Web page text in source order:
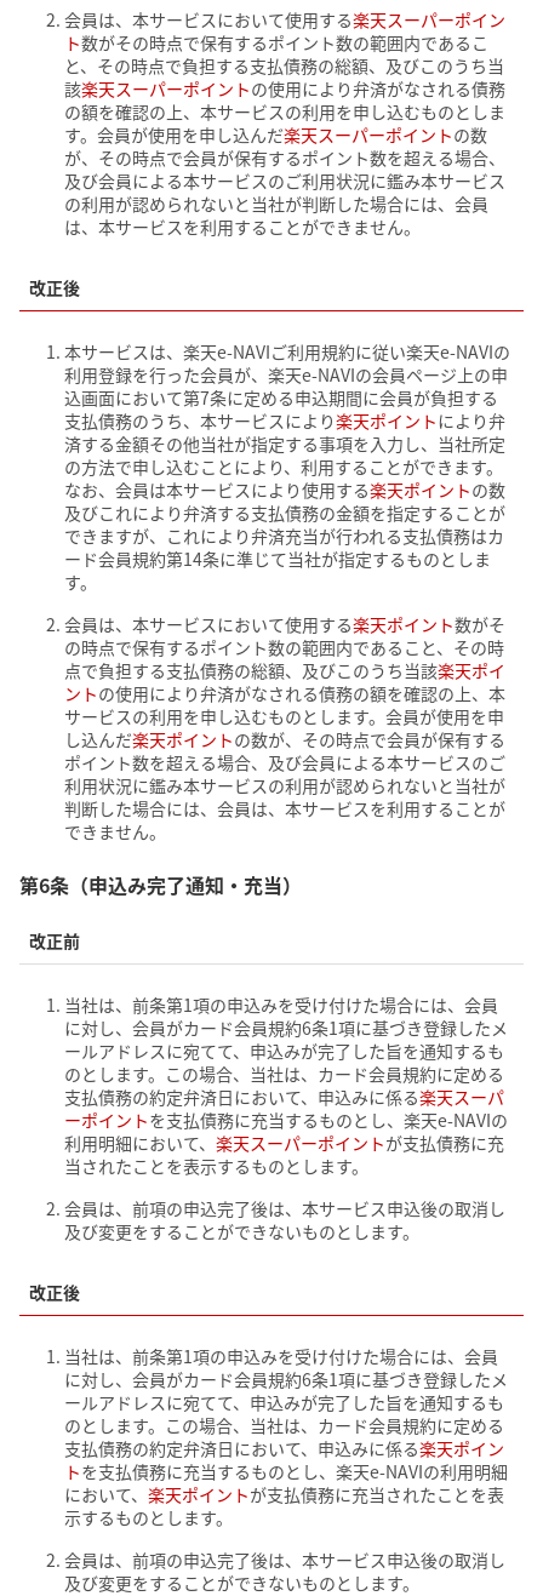
会員は、本サービスにおいて使用する楽天スーパーポイン
ト数がその時点で保有するポイント数の範囲内であるこ
と、その時点で負担する支払債務の総額、及びこのうち当
該楽天スーパーポイントの使用により弁済がなされる債務
の額を確認の上、本サービスの利用を申し込むものとしま
す。会員が使用を申し込んだ楽天スーパーポイントの数
が、その時点で会員が保有するポイント数を超える場合、
及び会員による本サービスのご利用状況に鑑み本サービス
の利用が認められないと当社が判断した場合には、会員
は、本サービスを利用することができません。
改正後
本サービスは、楽天e-NAVIご利用規約に従い楽天e-NAVIの
利用登録を行った会員が、楽天e-NAVIの会員ページ上の申
込画面において第7条に定める申込期間に会員が負担する
支払債務のうち、本サービスにより楽天ポイントにより弁
済する金額その他当社が指定する事項を入力し、当社所定
の方法で申し込むことにより、利用することができます。
なお、会員は本サービスにより使用する楽天ポイントの数
及びこれにより弁済する支払債務の金額を指定することが
できますが、これにより弁済充当が行われる支払債務はカ
ード会員規約第14条に準じて当社が指定するものとしま
す。
会員は、本サービスにおいて使用する楽天ポイント数がそ
の時点で保有するポイント数の範囲内であること、その時
点で負担する支払債務の総額、及びこのうち当該楽天ポイ
ントの使用により弁済がなされる債務の額を確認の上、本
サービスの利用を申し込むものとします。会員が使用を申
し込んだ楽天ポイントの数が、その時点で会員が保有する
ポイント数を超える場合、及び会員による本サービスのご
利用状況に鑑み本サービスの利用が認められないと当社が
判断した場合には、会員は、本サービスを利用することが
できません。
第6条（申込み完了通知・充当）
改正前
当社は、前条第1項の申込みを受け付けた場合には、会員
に対し、会員がカード会員規約6条1項に基づき登録したメ
ールアドレスに宛てて、申込みが完了した旨を通知するも
のとします。この場合、当社は、カード会員規約に定める
支払債務の約定弁済日において、申込みに係る楽天スーパ
ーポイントを支払債務に充当するものとし、楽天e-NAVIの
利用明細において、 楽天スーパーポイントが支払債務に充
当されたことを表示するものとします。
会員は、前項の申込完了後は、本サービス申込後の取消し
及び変更をすることができないものとします。
改正後
当社は、前条第1項の申込みを受け付けた場合には、会員
に対し、会員がカード会員規約6条1項に基づき登録したメ
ールアドレスに宛てて、申込みが完了した旨を通知するも
のとします。この場合、当社は、カード会員規約に定める
支払債務の約定弁済日において、申込みに係る楽天ポイン
トを支払債務に充当するものとし、楽天e-NAVIの利用明細
において、 楽天ポイントが支払債務に充当されたことを表
示するものとします。
会員は、前項の申込完了後は、本サービス申込後の取消し
及び変更をすることができないものとします。